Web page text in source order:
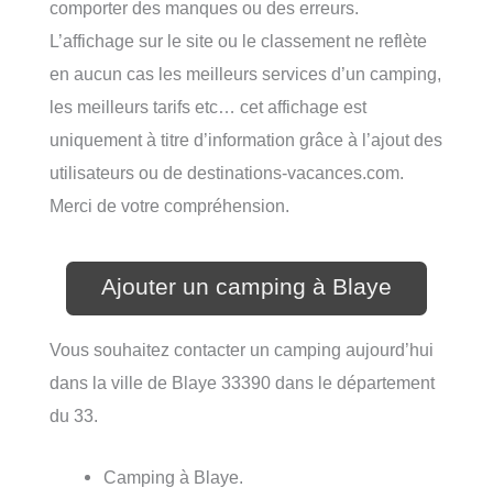
comporter des manques ou des erreurs.
L’affichage sur le site ou le classement ne reflète
en aucun cas les meilleurs services d’un camping,
les meilleurs tarifs etc… cet affichage est
uniquement à titre d’information grâce à l’ajout des
utilisateurs ou de destinations-vacances.com.
Merci de votre compréhension.
Ajouter un camping à Blaye
Vous souhaitez contacter un camping aujourd’hui
dans la ville de Blaye 33390 dans le département
du 33.
Camping à Blaye.